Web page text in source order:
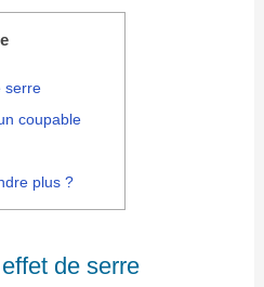
serre
coupable
plus ?
de serre